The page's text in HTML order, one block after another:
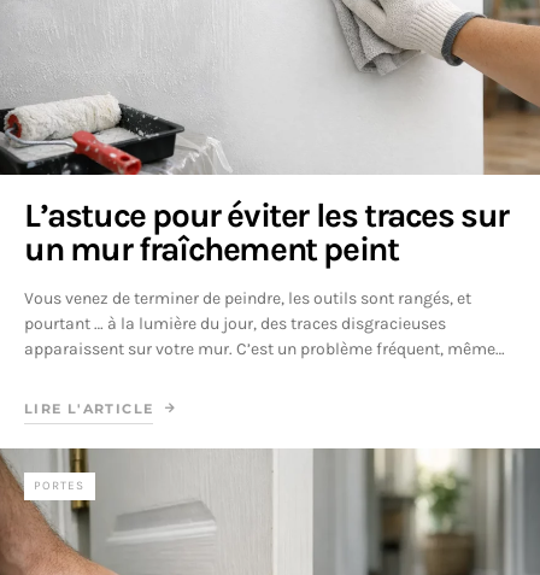
L’astuce pour éviter les traces sur
un mur fraîchement peint
Vous venez de terminer de peindre, les outils sont rangés, et
pourtant … à la lumière du jour, des traces disgracieuses
apparaissent sur votre mur. C’est un problème fréquent, même…
LIRE L'ARTICLE
PORTES